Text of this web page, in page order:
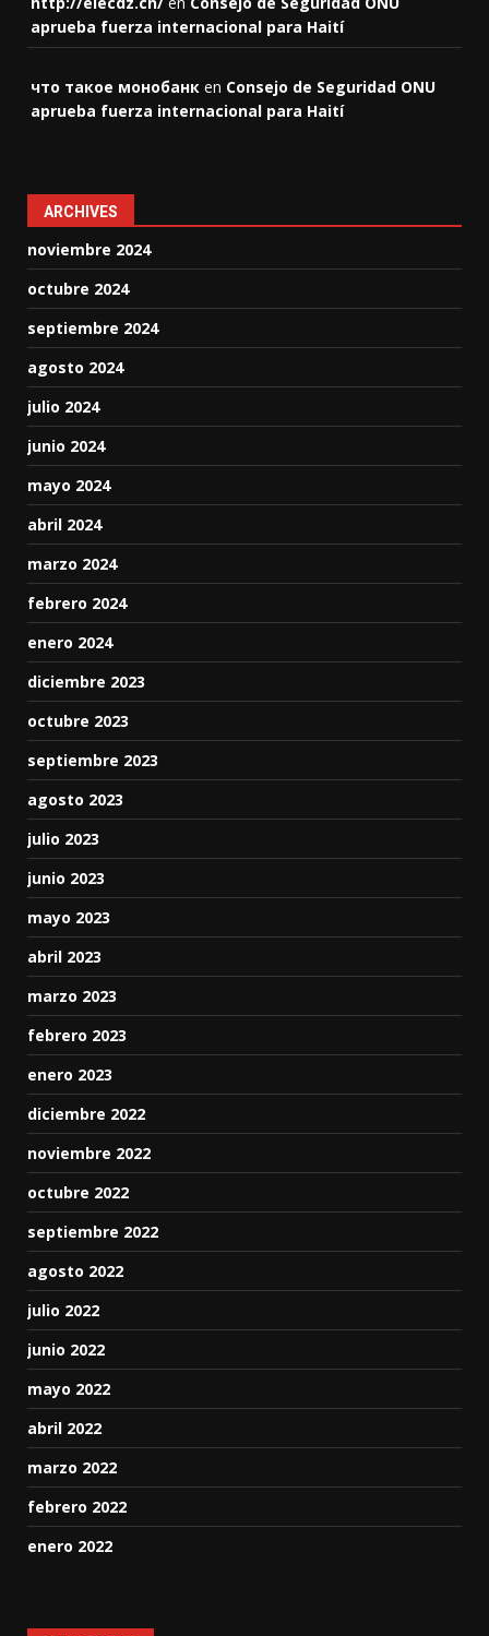
aprueba fuerza internacional para Haití
что такое монобанк en Consejo de Seguridad ONU
aprueba fuerza internacional para Haití
ARCHIVES
noviembre 2024
octubre 2024
septiembre 2024
agosto 2024
julio 2024
junio 2024
mayo 2024
abril 2024
marzo 2024
febrero 2024
enero 2024
diciembre 2023
octubre 2023
septiembre 2023
agosto 2023
julio 2023
junio 2023
mayo 2023
abril 2023
marzo 2023
febrero 2023
enero 2023
diciembre 2022
noviembre 2022
octubre 2022
septiembre 2022
agosto 2022
julio 2022
junio 2022
mayo 2022
abril 2022
marzo 2022
febrero 2022
enero 2022